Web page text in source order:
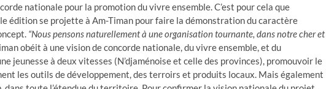
nationale pour la promotion du vivre ensemble. C’est pour cela que
édition se projette à Am-Timan pour faire la démonstration du caractère
“Nous pensons naturellement à une organisation tournante, dans notre cher et
obéit à une vision de concorde nationale, du vivre ensemble, et du
jeunesse à deux vitesses (N’djaménoise et celle des provinces), promouvoir le
les outils de développement, des terroirs et produits locaux. Mais également